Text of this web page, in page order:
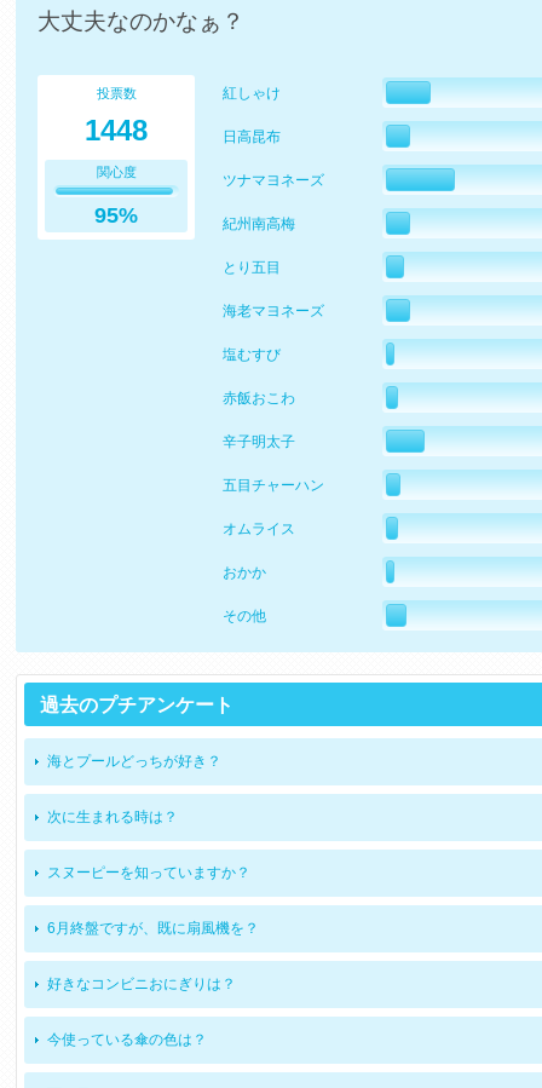
大丈夫なのかなぁ？
投票数
1448
関心度
95%
紅しゃけ
日高昆布
ツナマヨネーズ
紀州南高梅
とり五目
海老マヨネーズ
塩むすび
赤飯おこわ
辛子明太子
五目チャーハン
オムライス
おかか
その他
過去のプチアンケート
海とプールどっちが好き？
次に生まれる時は？
スヌーピーを知っていますか？
6月終盤ですが、既に扇風機を？
好きなコンビニおにぎりは？
今使っている傘の色は？